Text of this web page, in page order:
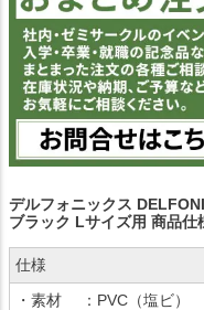
デルフォニックス
ブラック Lサイズ用 商品仕
仕様
・素材 ：PVC（塩ビ）